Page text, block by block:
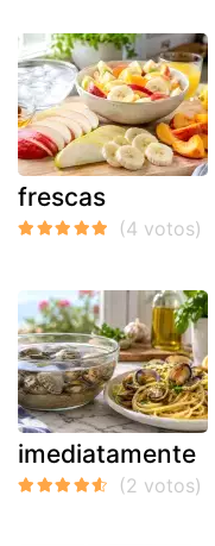
frescas
imediatamente